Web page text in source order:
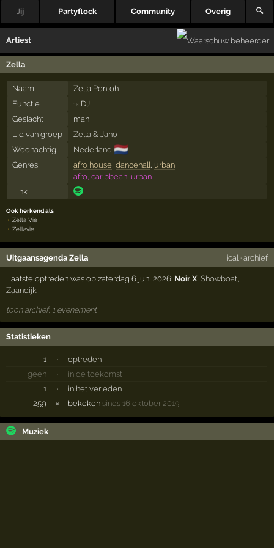
Jij Partyflock Community Overig 🔍
Artiest
Zella
Naam
Zella Pontoh
Functie
1× DJ
Geslacht
man
Lid van groep
Zella & Jano
Woonachtig
Nederland 🇳🇱
Genres afro house dancehall urban
afro, caribbean, urban
Link
Ook herkend als
Zella Vie
Zellavie
Uitgaansagenda Zella ical · archief
Laatste optreden was op zaterdag 6 juni 2026: Noir X ,Showboat
Zaandijk
toon archief, 1 evenement
Statistieken
1 ·
optreden
geen
·
in de toekomst
1
·
in het verleden
259
× bekeken sinds 16 oktober 2019
Muziek